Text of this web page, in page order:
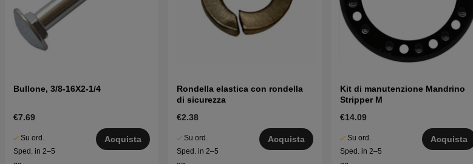
Bullone, 3/8-16X2-1/4
€7.69
Su ord.
Sped. in 2–5
Acquista
Rondella elastica con rondella
di sicurezza
€2.38
Su ord.
Sped. in 2–5
Acquista
Kit di manutenzione Mandrino
Stripper M
€14.09
Su ord.
Sped. in 2–5
Acquista